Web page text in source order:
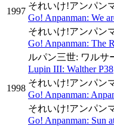
1997
それいけ!アンパン
Go! Anpanman: We
それいけ!アンパン
Go! Anpanman: The
ルパン三世: ワルサ
Lupin III: Walther P38
1998
それいけ!アンパン
Go! Anpanman:
それいけ!アンパン
Go! Anpanman: Sun